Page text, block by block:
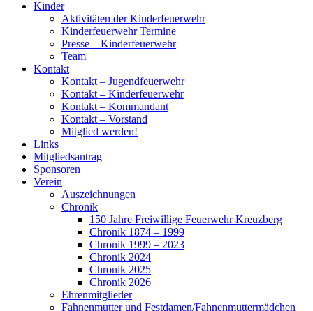
Kinder
Aktivitäten der Kinderfeuerwehr
Kinderfeuerwehr Termine
Presse – Kinderfeuerwehr
Team
Kontakt
Kontakt – Jugendfeuerwehr
Kontakt – Kinderfeuerwehr
Kontakt – Kommandant
Kontakt – Vorstand
Mitglied werden!
Links
Mitgliedsantrag
Sponsoren
Verein
Auszeichnungen
Chronik
150 Jahre Freiwillige Feuerwehr Kreuzberg
Chronik 1874 – 1999
Chronik 1999 – 2023
Chronik 2024
Chronik 2025
Chronik 2026
Ehrenmitglieder
Fahnenmutter und Festdamen/Fahnenmuttermädchen